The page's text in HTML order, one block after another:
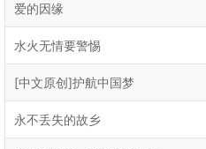
爱的因缘
水火无情要警惕
[中文原创]护航中国梦
永不丢失的故乡